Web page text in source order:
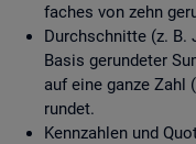
fa­ches von zehn
Durch­schnit­te (z. B.
Basis ge­run­de­ter
auf eine ganze
run­det.
Kenn­zah­len und